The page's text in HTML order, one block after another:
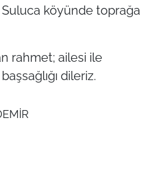
Suluca köyünde toprağa
rahmet; ailesi ile
dileriz.